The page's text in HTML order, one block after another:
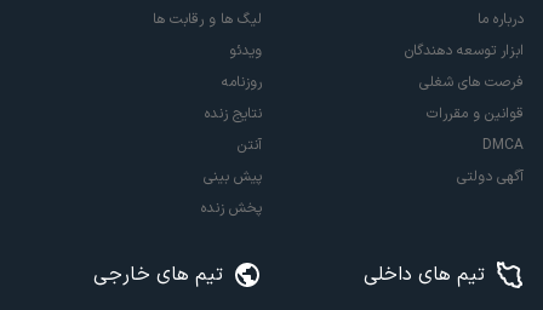
درباره ما
ابزار توسعه دهندگان
فرصت های شغلی
قوانین و مقررات
DMCA
آگهی دولتی
لیگ ها و رقابت ها
ویدئو
روزنامه
نتایج زنده
آنتن
پیش بینی
پخش زنده
تیم های داخلی تیم های خارجی